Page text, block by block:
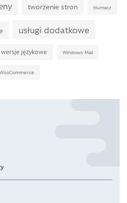
tworzenie stron tłumacz
usługi dodatkowe
wersje językowe Windows Mail